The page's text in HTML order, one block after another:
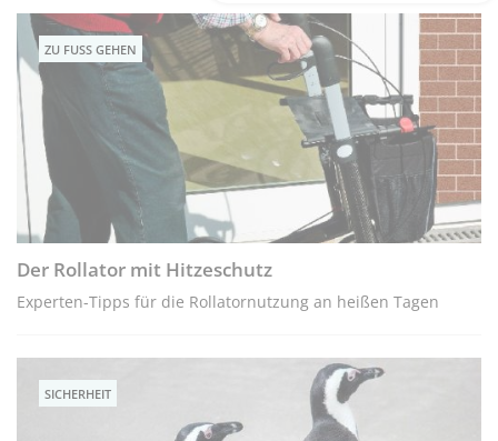
ZU FUSS GEHEN
Der Rollator mit Hitzeschutz
Experten-Tipps für die Rollatornutzung an heißen Tagen
SICHERHEIT